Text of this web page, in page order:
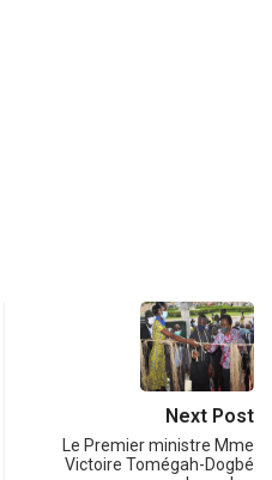
Next Post
Le Premier ministre Mme
Victoire Tomégah-Dogbé